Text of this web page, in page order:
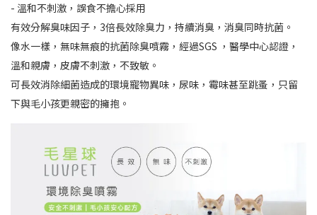
- 溫和不刺激，誤食不擔心採用
有效分解臭味因子，3倍長效除臭力，持續消臭，消臭同時抗菌。
像水一樣，無味無痕的抗菌除臭噴霧，經過SGS ，醫學中心認證，
溫和親膚，皮膚不刺激，不致敏。
可長效消除細菌造成的環境寵物異味，尿味，霉味甚至跳蚤，只留
下與毛小孩更親密的擁抱。